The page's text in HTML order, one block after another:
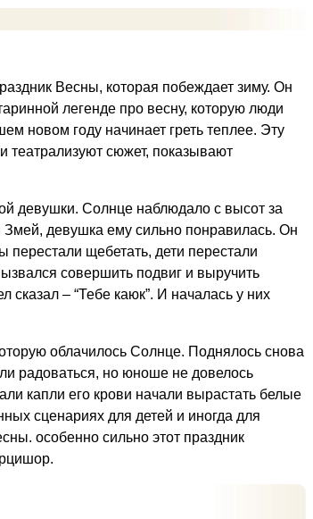
Весны, которая побеждает зиму. Он
легенде про весну, которую люди
новом году начинает греть теплее. Эту
театрализуют сюжет, показывают
девушки. Солнце наблюдало с высот за
Змей, девушка ему сильно понравилась. Он
щебетать, дети перестали
совершить подвиг и выручить
– “Тебе каюк”. И началась у них
облачилось Солнце. Поднялось снова
радоваться, но юноше не довелось
капли его крови начали вырастать белые
сценариях для детей и иногда для
особенно сильно этот праздник